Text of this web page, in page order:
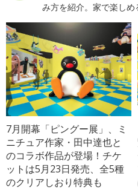
み方を紹介。家で楽しめ
7月開幕「ピングー展」、ミ
ニチュア作家・田中達也と
のコラボ作品が登場！チケ
ットは5月23日発売、全5種
のクリアしおり特典も